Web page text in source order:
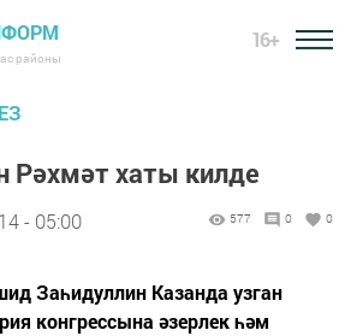
районы
16+
Рәхмәт хаты килде
- 05:00 577 0 0
Заһидуллин Казанда узган
конгрессына әзерлек һәм